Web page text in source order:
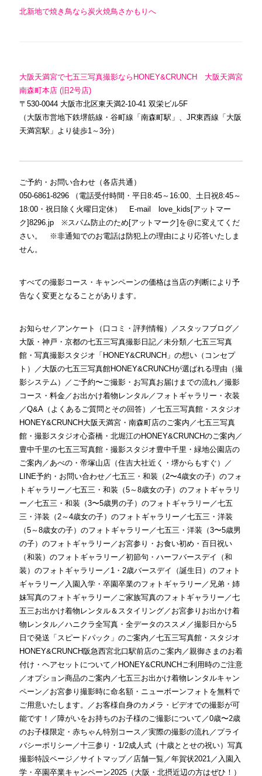
北新地で焼き鳥なら炭火焼鳥さかもりへ
大阪天満宮で七五三写真撮影ならHONEY&CRUNCH 大阪天満宮
南森町本店 (旧2号店)
〒530-0044 大阪市北区東天満2-10-41 双栄ビル5F
（大阪市営地下鉄堺筋線・谷町線「南森町駅」、JR東西線「大阪
天満宮駅」より徒歩1～3分）
ご予約・お問い合わせ（各店共通）
050-6861-8296 （電話受付時間・平日8:45～16:00、土日祝8:45～
18:00・祝日除く火曜日定休） E-mail love_kids[アットマー
ク]8296.jp ※スパム防止のため[アットマーク]を@に変えてくだ
さい。 ※非通知でのお電話は防犯上の理由により応答いたしま
せん。
すべての撮影コース・キャンペーンの価格は当店の判断により予
告なく変更となることがあります。
お知らせ／ アンケート（口コミ・評判情報） ／ スタッフブログ／
大阪・神戸・京都の七五三写真撮影日記／未分類／七五三写真
館・写真撮影スタジオ「HONEY&CRUNCH」の想い（コンセプ
ト）
／ 大阪の七五三写真館HONEY&CRUNCHが選ばれる理由（撮
影システム）
／ ご予約〜ご撮影・お写真お届けまでの流れ／撮影
コース・料金／ お出かけ着物レンタル／ フォトギャラリー・衣装
／Q&A（よくあるご質問とその回答） ／七五三写真館・スタジオ
HONEY&CRUNCH大阪天満宮・南森町店のご案内 ／七五三写真
館・撮影スタジオ心斎橋・北堀江のHONEY&CRUNCHのご案内 ／
豊中千里の七五三写真館・撮影スタジオ豊中千里・緑地公園店の
ご案内 ／あべの・帝塚山店（住吉大社近く・堺からもすぐ）
／
LINE予約・お問い合わせ／七五三・和装（2〜4歳女の子）のフォ
トギャラリー ／七五三・和装（5～8歳女の子）のフォトギャラリ
ー ／七五三・和装（3〜5歳男の子）のフォトギャラリー ／七五
三・洋装（2～4歳女の子）のフォトギャラリー ／七五三・洋装
（5～8歳女の子）のフォトギャラリー ／七五三・洋装（3〜5歳男
の子）のフォトギャラリー ／ お宮参り・お食い初め・百日祝い
（和装）のフォトギャラリー ／初節句・ハーフバースデイ（和
装）のフォトギャラリー ／ 1・2歳バースデイ（誕生日）のフォト
ギャラリー ／ 入園入学・卒園卒業のフォトギャラリー ／ 兄弟・姉
妹写真のフォトギャラリー ／ ご家族写真のフォトギャラリー ／七
五三お出かけ着物レンタル＆スタイリング／ お宮参りお出かけ着
物レンタル／ハニクラ全写真・全データのススメ ／撮影日から5
日で発送「スピードパック」のご案内 ／七五三写真館・スタジオ
HONEY&CRUNCH阪急西宮北口駅前店のご案内 ／親御さまのお着
付け・ヘアセットについて ／ HONEY&CRUNCHご利用時のご注意
／ オプション商品のご案内 ／七五三お出かけ着物レンタルキャン
ペーン ／ お宮参り撮影時に命名額・ニューボーンフォトを無料で
ご用意いたします。
／ お客様自身のカメラ・ビデオでの撮影が可
能です！ ／ 障がいをお持ちのお子様のご撮影について ／0歳〜2歳
のお子様限定・赤ちゃん特別コース ／実際の撮影の流れ／ プライ
バシーポリシー ／十三参り・1/2成人式（十歳ととせの祝い）写真
撮影特設ページ ／サイトマップ／ 店舗一覧 ／年賀状2021／ 入園入
学・卒園卒業キャンペーン2025（大阪・北摂近辺の方はぜひ！）